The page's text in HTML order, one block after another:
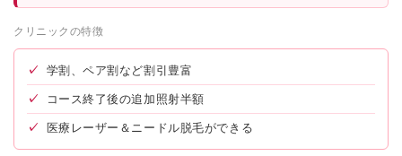
クリニックの特徴
✓ 学割、ペア割など割引豊富
✓ コース終了後の追加照射半額
✓ 医療レーザー＆ニードル脱毛ができる